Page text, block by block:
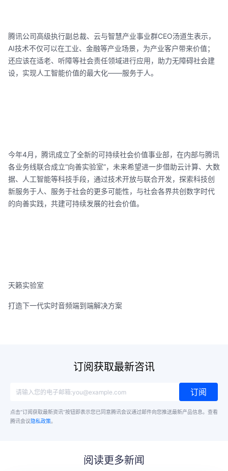
腾讯公司高级执行副总裁、云与智慧产业事业群CEO汤道生表示，
AI技术不仅可以在工业、金融等产业场景，为产业客户带来价值；
还应该在适老、听障等社会责任领域进行应用，助力无障碍社会建
设，实现人工智能价值的最大化——服务于人。
今年4月，腾讯成立了全新的可持续社会价值事业部，在内部与腾讯
各业务线联合成立“向善实验室”，未来希望进一步借助云计算、大数
据、人工智能等科技手段，通过技术开放与联合开发，探索科技创
新服务于人、服务于社会的更多可能性，与社会各界共创数字时代
的向善实践，共建可持续发展的社会价值。
天籁实验室
打造下一代实时音频端到端解决方案
订阅获取最新咨讯
订阅
点击“订阅获取最新资讯”按钮即表示您已同意腾讯会议通过邮件向您推送最新产品信息。 查看
腾讯会议隐私政策。
阅读更多新闻